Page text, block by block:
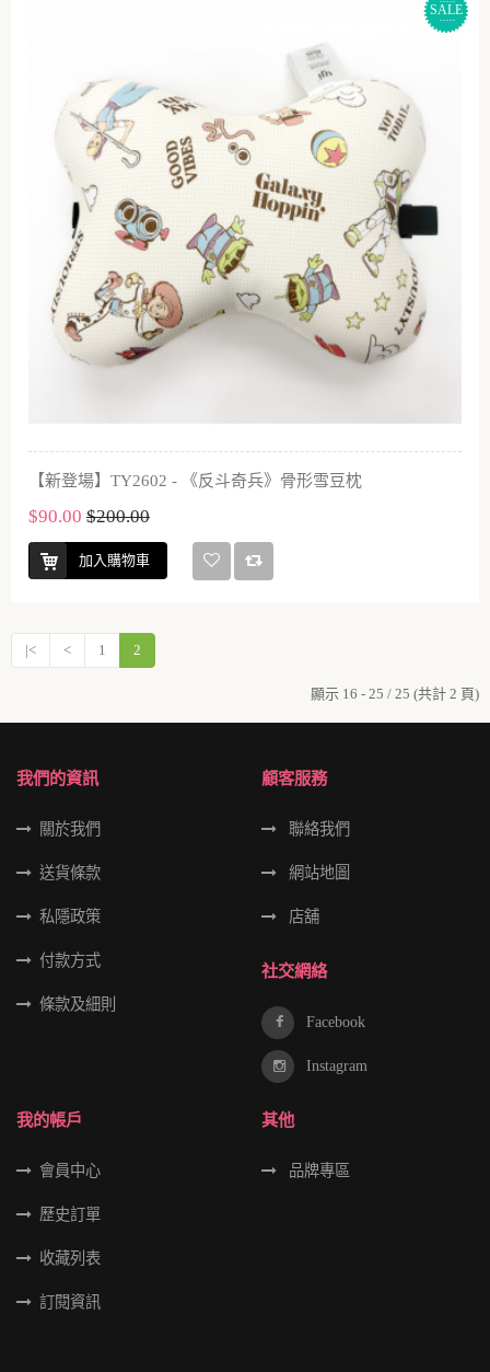
SALE
【新登場】TY2602 - 《反斗奇兵》骨形雪豆枕
$90.00 $200.00
加入購物車
|< < 1 2
顯示 16 - 25 / 25 (共計 2 頁)
我們的資訊
關於我們
送貨條款
私隱政策
付款方式
條款及細則
顧客服務
聯絡我們
網站地圖
店舖
社交網絡
Facebook
Instagram
我的帳戶
會員中心
歷史訂單
收藏列表
訂閱資訊
其他
品牌專區